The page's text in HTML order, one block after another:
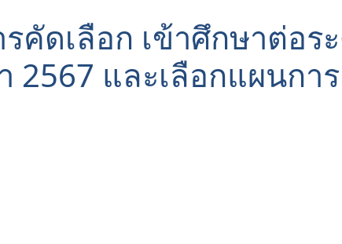
คัดเลือก เข้าศึกษาต่อร
และเลือกแผนกา